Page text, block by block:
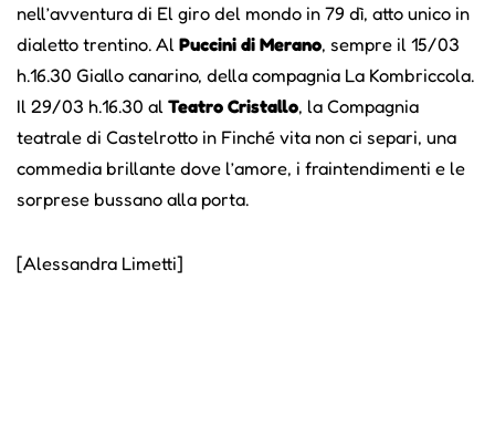
nell’avventura di El giro del mondo in 79 dì, atto unico in
dialetto trentino. Al Puccini di Merano, sempre il 15/03
h.16.30 Giallo canarino, della compagnia La Kombriccola.
Il 29/03 h.16.30 al Teatro Cristallo, la Compagnia
teatrale di Castelrotto in Finché vita non ci separi, una
commedia brillante dove l’amore, i fraintendimenti e le
sorprese bussano alla porta.
[Alessandra Limetti]